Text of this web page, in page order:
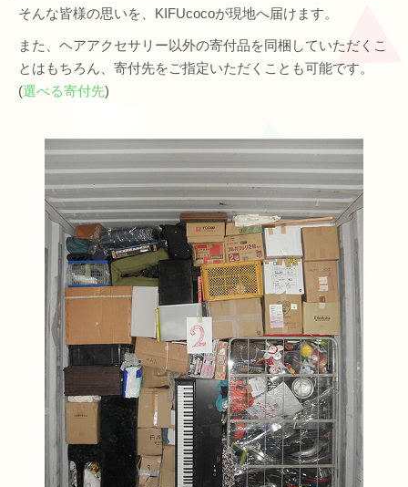
そんな皆様の思いを、KIFUcocoが現地へ届けます。
また、ヘアアクセサリー以外の寄付品を同梱していただくこ
とはもちろん、寄付先をご指定いただくことも可能です。
(選べる寄付先)